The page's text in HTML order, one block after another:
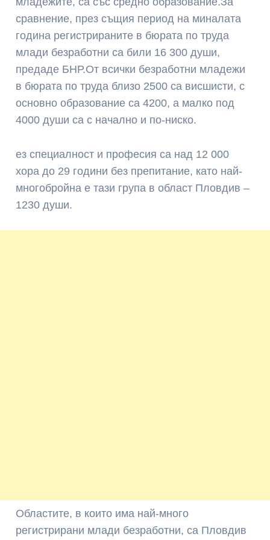
сравнение, през същия период на миналата
година регистрираните в бюрата по труда
млади безработни са били 16 300 души,
предаде БНР.От всички безработни младежи
в бюрата по труда близо 2500 са висшисти, с
основно образование са 4200, а малко под
4000 души са с начално и по-ниско.
ез специалност и професия са над 12 000
хора до 29 години без препитание, като най-
многобройна е тази група в област Пловдив –
1230 души.
Областите, в които има най-много
регистрирани млади безработни, са Пловдив